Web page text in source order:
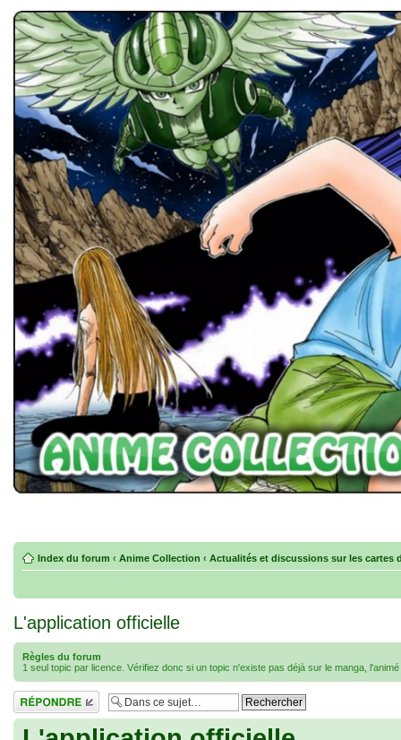
Index du forum ‹ Anime Collection ‹ Actualités et discussions sur les cartes
L'application officielle
Règles du forum
1 seul topic par licence. Vérifiez donc si un topic n'existe pas déjà sur le manga,
Répondre